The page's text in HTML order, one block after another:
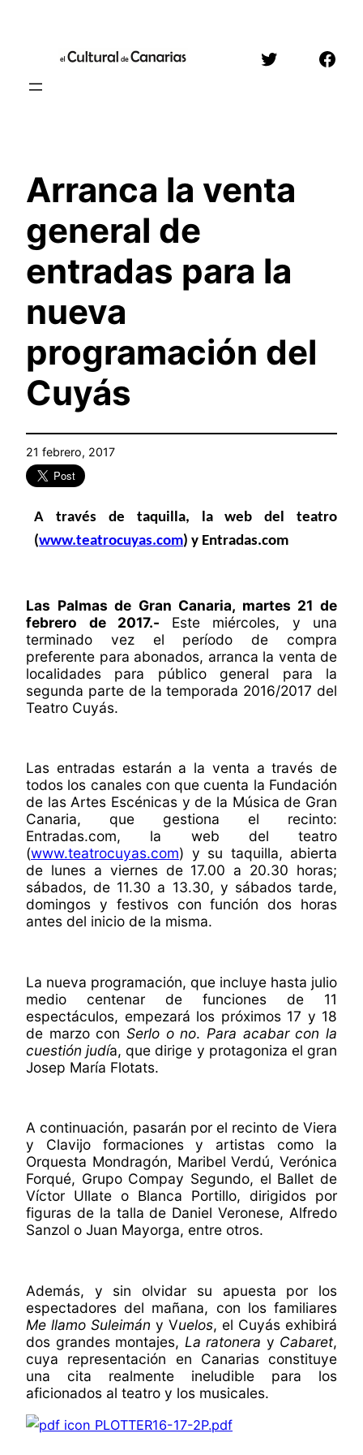
contenido
Twitter
Arranca la venta
general de
entradas para la
nueva
programación del
Cuyás
21 febrero, 2017
A través de taquilla, la web del teatro
(www.teatrocuyas.com) y Entradas.com
Las Palmas de Gran Canaria, martes 21 de
febrero de 2017.- Este miércoles, y una
terminado vez el período de compra
preferente para abonados, arranca la venta de
localidades para público general para la
segunda parte de la temporada 2016/2017 del
Teatro Cuyás.
Las entradas estarán a la venta a través de
todos los canales con que cuenta la Fundación
de las Artes Escénicas y de la Música de Gran
Canaria, que gestiona el recinto:
Entradas.com, la web del teatro
(www.teatrocuyas.com) y su taquilla, abierta
de lunes a viernes de 17.00 a 20.30 horas;
sábados, de 11.30 a 13.30, y sábados tarde,
domingos y festivos con función dos horas
antes del inicio de la misma.
La nueva programación, que incluye hasta julio
medio centenar de funciones de 11
espectáculos, empezará los próximos 17 y 18
de marzo con Serlo o no. Para acabar con la
cuestión judía, que dirige y protagoniza el gran
Josep María Flotats.
A continuación, pasarán por el recinto de Viera
y Clavijo formaciones y artistas como la
Orquesta Mondragón, Maribel Verdú, Verónica
Forqué, Grupo Compay Segundo, el Ballet de
Víctor Ullate o Blanca Portillo, dirigidos por
figuras de la talla de Daniel Veronese, Alfredo
Sanzol o Juan Mayorga, entre otros.
Además, y sin olvidar su apuesta por los
espectadores del mañana, con los familiares
Me llamo Suleimán y Vuelos, el Cuyás exhibirá
dos grandes montajes, La ratonera y Cabaret,
cuya representación en Canarias constituye
una cita realmente ineludible para los
aficionados al teatro y los musicales.
PLOTTER16-17-2P.pdf